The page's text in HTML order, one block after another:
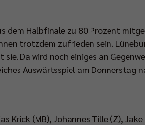
dem Halbfinale zu 80 Prozent
trotzdem zufrieden sein.
Da wird noch einiges an
Auswärtsspiel am Donnerstag
Krick (MB), Johannes Tille (Z), Jake